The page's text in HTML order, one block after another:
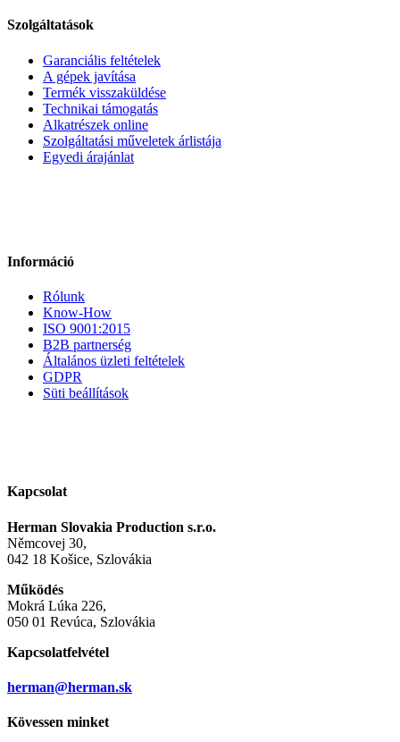
Szolgáltatások
Garanciális feltételek
A gépek javítása
Termék visszaküldése
Technikai támogatás
Alkatrészek online
Szolgáltatási műveletek árlistája
Egyedi árajánlat
Információ
Rólunk
Know-How
ISO 9001:2015
B2B partnerség
Általános üzleti feltételek
GDPR
Süti beállítások
Kapcsolat
Herman Slovakia Production s.r.o.
Němcovej 30,
042 18 Košice, Szlovákia
Működés
Mokrá Lúka 226,
050 01 Revúca, Szlovákia
Kapcsolatfelvétel
herman@herman.sk
Kövessen minket